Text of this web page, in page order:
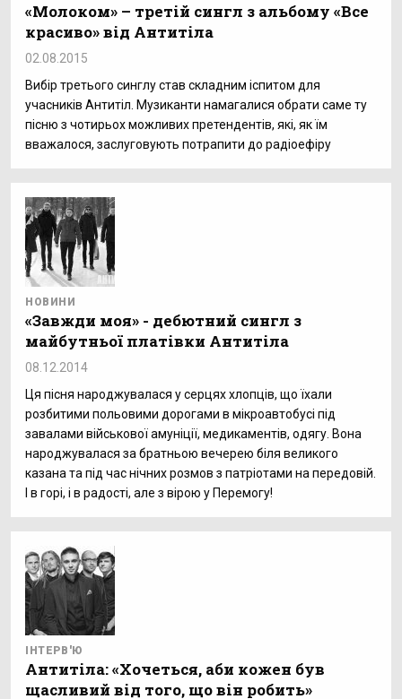
«Молоком» – третій сингл з альбому «Все
красиво» від Антитіла
02.08.2015
Вибір третього синглу став складним іспитом для
учасників Антитіл. Музиканти намагалися обрати саме ту
пісню з чотирьох можливих претендентів, які, як їм
вважалося, заслуговують потрапити до радіоефіру
НОВИНИ
«Завжди моя» - дебютний сингл з
майбутньої платівки Антитіла
08.12.2014
Ця пісня народжувалася у серцях хлопців, що їхали
розбитими польовими дорогами в мікроавтобусі під
завалами військової амуніції, медикаментів, одягу. Вона
народжувалася за братньою вечерею біля великого
казана та під час нічних розмов з патріотами на передовій.
І в горі, і в радості, але з вірою у Перемогу!
ІНТЕРВ'Ю
Антитіла: «Хочеться, аби кожен був
щасливий від того, що він робить»